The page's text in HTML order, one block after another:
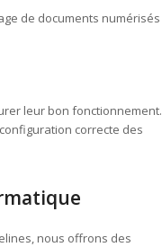
de documents numérisés
leur bon fonctionnement.
correcte des
nous offrons des